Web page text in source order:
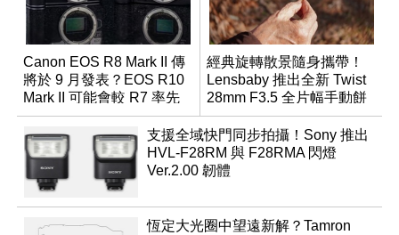
Canon EOS R8 Mark II 傳
將於 9 月發表？EOS R10
Mark II 可能會較 R7 率先
推出
經典旋轉散景隨身攜帶！
Lensbaby 推出全新 Twist
28mm F3.5 全片幅手動餅
乾鏡
支援全域快門同步拍攝！Sony 推出
HVL-F28RM 與 F28RMA 閃燈
Ver.2.00 韌體
恆定大光圈中望遠新解？Tamron